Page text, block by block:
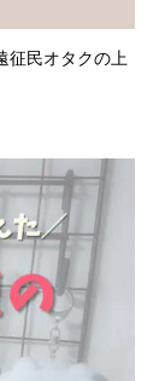
征民オタクの上